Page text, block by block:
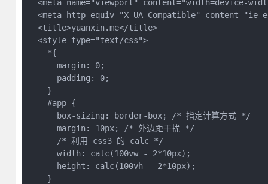
<meta name="viewport" content="width=device-
<meta http-equiv="X-UA-Compatible"
  <title>yuanxin.me</title>
  <style type="text/css">
    *{
      margin: 0;
      padding: 0;
    }
    #app {
      box-sizing: border-box; /* 指定计算方式 */
      margin: 10px; /* 外边距干扰 */
      /* 利用 css3 的 calc */
      width: calc(100vw - 2*10px);
      height: calc(100vh - 2*10px);
    }